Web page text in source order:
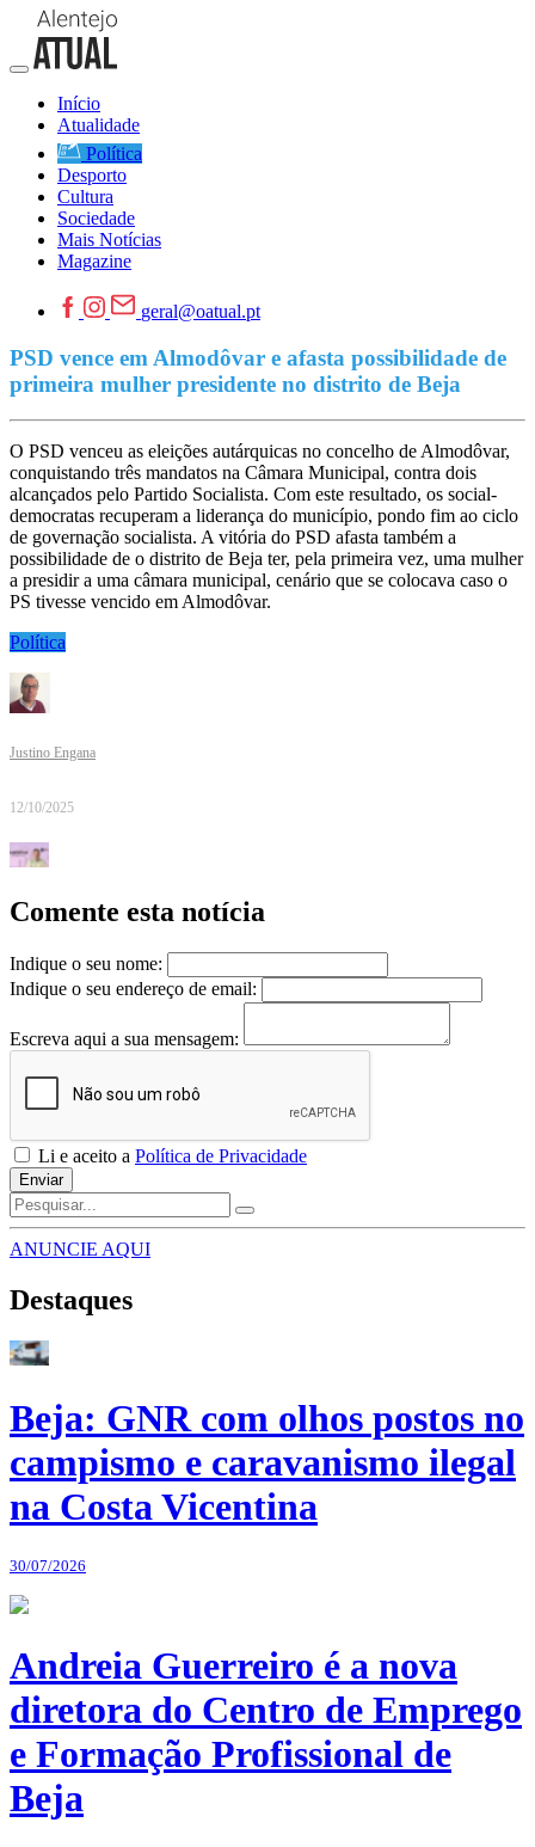
Início
Atualidade
Política
Desporto
Cultura
Sociedade
Mais Notícias
Magazine
geral@oatual.pt
PSD vence em Almodôvar e afasta possibilidade de
primeira mulher presidente no distrito de Beja
O PSD venceu as eleições autárquicas no concelho de Almodôvar,
conquistando três mandatos na Câmara Municipal, contra dois
alcançados pelo Partido Socialista. Com este resultado, os social-
democratas recuperam a liderança do município, pondo fim ao ciclo
de governação socialista. A vitória do PSD afasta também a
possibilidade de o distrito de Beja ter, pela primeira vez, uma mulher
a presidir a uma câmara municipal, cenário que se colocava caso o
PS tivesse vencido em Almodôvar.
Política
Justino Engana
12/10/2025
Comente esta notícia
Indique o seu nome:
Indique o seu endereço de email:
Escreva aqui a sua mensagem:
Li e aceito a Política de Privacidade
Enviar
ANUNCIE AQUI
Destaques
Beja: GNR com olhos postos no
campismo e caravanismo ilegal
na Costa Vicentina
30/07/2026
Andreia Guerreiro é a nova
diretora do Centro de Emprego
e Formação Profissional de
Beja